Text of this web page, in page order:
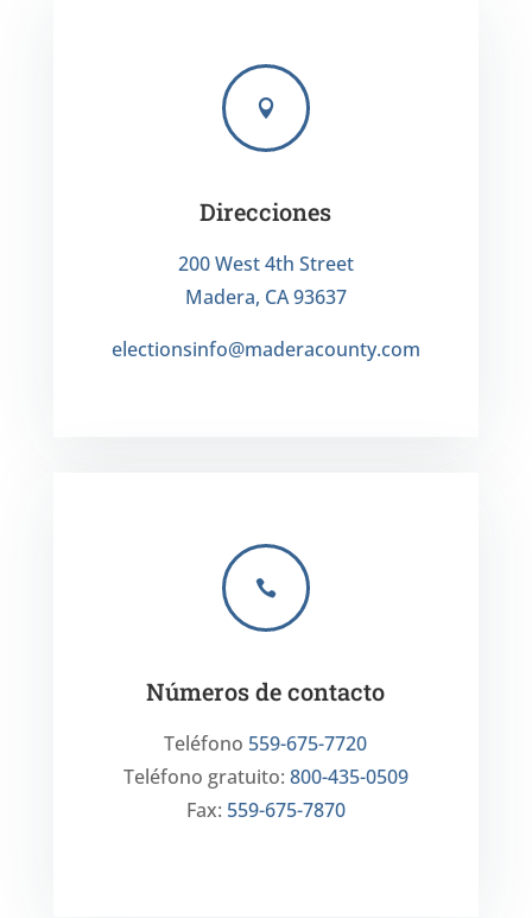

Direcciones
200 West 4th Street
Madera, CA 93637
electionsinfo@maderacounty.com

Números de contacto
Teléfono 559-675-7720
Teléfono gratuito: 800-435-0509
Fax: 559-675-7870